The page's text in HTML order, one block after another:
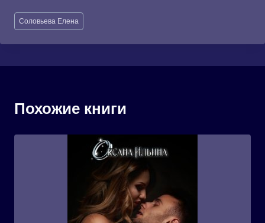
Метки
записи:
Соловьева Елена
Похожие книги